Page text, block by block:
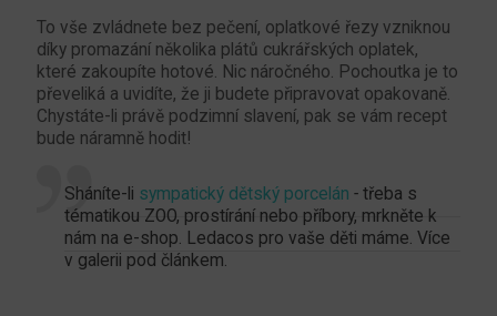
To vše zvládnete bez pečení, oplatkové řezy vzniknou
díky promazání několika plátů cukrářských oplatek,
které zakoupíte hotové. Nic náročného. Pochoutka je to
převeliká a uvidíte, že ji budete připravovat opakovaně.
Chystáte-li právě podzimní slavení, pak se vám recept
bude náramně hodit!
Sháníte-li sympatický dětský porcelán - třeba s
tématikou ZOO, prostírání nebo příbory, mrkněte k
nám na e-shop. Ledacos pro vaše děti máme. Více
v galerii pod článkem.